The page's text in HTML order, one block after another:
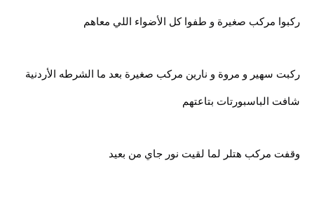
ركبوا مركب صغيرة و طفوا كل الأضواء اللي معاهم
ركبت سهير و مروة و نارين مركب صغيرة بعد ما الشرطه الأردنية
شافت الباسبورتات بتاعتهم
وقفت مركب هتلر لما لقيت نور جاي من بعيد